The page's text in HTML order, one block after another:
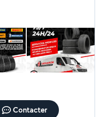
immédiate où que
Contacter